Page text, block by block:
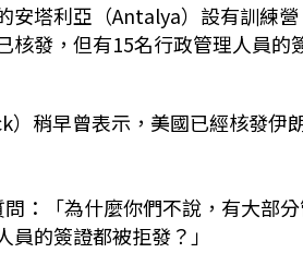
安塔利亞（Antalya）設有訓練
核發，但有15名行政管理人員的
稍早曾表示，美國已經核發伊
：「為什麼你們不說，有大部
的簽證都被拒發？」